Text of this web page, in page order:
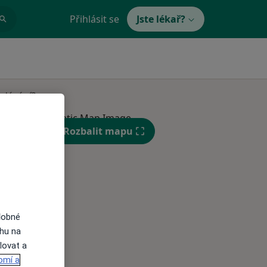
Přihlásit se Jste lékař?
Rozbalit mapu
na
a
a